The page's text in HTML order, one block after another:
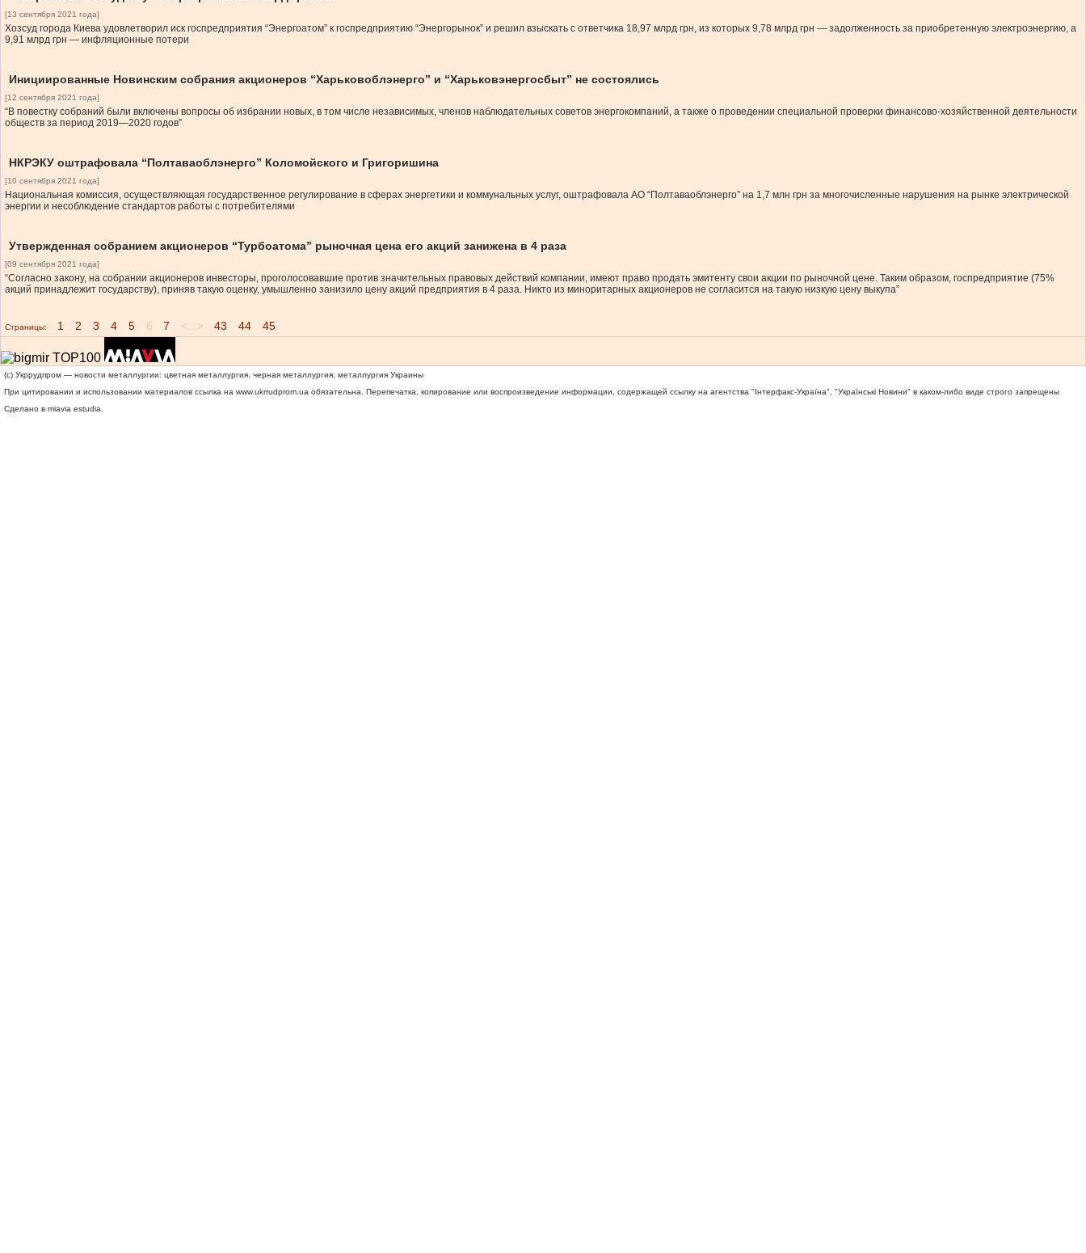
[13 сентября 2021 года]
Хозсуд города Киева удовлетворил иск госпредприятия “Энергоатом” к госпредприятию “Энергорынок” и решил взыскать с ответчика 18,97 млрд грн, из которых 9,78 млрд грн — задолженность за приобретенную электроэнергию, а
9,91 млрд грн — инфляционные потери
Инициированные Новинским собрания акционеров “Харьковоблэнерго” и “Харьковэнергосбыт” не состоялись
[12 сентября 2021 года]
“В повестку собраний были включены вопросы об избрании новых, в том числе независимых, членов наблюдательных советов энергокомпаний, а также о проведении специальной проверки финансово-хозяйственной деятельности
обществ за период 2019—2020 годов”
НКРЭКУ оштрафовала “Полтаваоблэнерго” Коломойского и Григоришина
[10 сентября 2021 года]
Национальная комиссия, осуществляющая государственное регулирование в сферах энергетики и коммунальных услуг, оштрафовала АО “Полтаваоблэнерго” на 1,7 млн грн за многочисленные нарушения на рынке электрической
энергии и несоблюдение стандартов работы с потребителями
Утвержденная собранием акционеров “Турбоатома” рыночная цена его акций занижена в 4 раза
[09 сентября 2021 года]
“Согласно закону, на собрании акционеров инвесторы, проголосовавшие против значительных правовых действий компании, имеют право продать эмитенту свои акции по рыночной цене. Таким образом, госпредприятие (75%
акций принадлежит государству), приняв такую оценку, умышленно занизило цену акций предприятия в 4 раза. Никто из миноритарных акционеров не согласится на такую низкую цену выкупа”
Страницы: 1 2 3 4 5 6 7 <...> 43 44 45
(c) Укррудпром — новости металлургии: цветная металлургия, черная металлургия, металлургия Украины
При цитировании и использовании материалов ссылка на www.ukrrudprom.ua обязательна. Перепечатка, копирование или воспроизведение информации, содержащей ссылку на агентства "Iнтерфакс-Україна", "Українськi Новини" в каком-либо виде строго запрещены
Сделано в miavia estudia.